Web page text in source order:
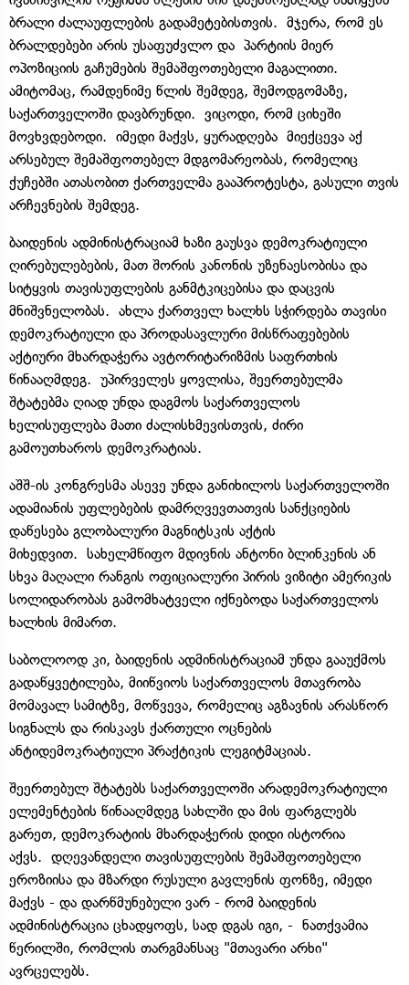
ბრალი ძალაუფლების გადამეტებისთვის. მჯერა, რომ ეს
ბრალდებები არის უსაფუძვლო და პარტიის მიერ
ოპოზიციის გაჩუმების შემაშფოთებელი მაგალითი.
ამიტომაც, რამდენიმე წლის შემდეგ, შემოდგომაზე,
საქართველოში დავბრუნდი. ვიცოდი, რომ ციხეში
მოვხვდებოდი. იმედი მაქვს, ყურადღება მიექცევა აქ
არსებულ შემაშფოთებელ მდგომარეობას, რომელიც
ქუჩებში ათასობით ქართველმა გააპროტესტა, გასული თვის
არჩევნების შემდეგ.
ბაიდენის ადმინისტრაციამ ხაზი გაუსვა დემოკრატიული
ღირებულებების, მათ შორის კანონის უზენაესობისა და
სიტყვის თავისუფლების განმტკიცებისა და დაცვის
მნიშვნელობას. ახლა ქართველ ხალხს სჭირდება თავისი
დემოკრატიული და პროდასავლური მისწრაფებების
აქტიური მხარდაჭერა ავტორიტარიზმის საფრთხის
წინააღმდეგ. უპირველეს ყოვლისა, შეერთებულმა
შტატებმა ღიად უნდა დაგმოს საქართველოს
ხელისუფლება მათი ძალისხმევისთვის, ძირი
გამოუთხაროს დემოკრატიას.
აშშ-ის კონგრესმა ასევე უნდა განიხილოს საქართველოში
ადამიანის უფლებების დამრღვევთათვის სანქციების
დაწესება გლობალური მაგნიტსკის აქტის
მიხედვით. სახელმწიფო მდივნის ანტონი ბლინკენის ან
სხვა მაღალი რანგის ოფიციალური პირის ვიზიტი ამერიკის
სოლიდარობას გამომხატველი იქნებოდა საქართველოს
ხალხის მიმართ.
საბოლოოდ კი, ბაიდენის ადმინისტრაციამ უნდა გააუქმოს
გადაწყვეტილება, მიიწვიოს საქართველოს მთავრობა
მომავალ სამიტზე, მოწვევა, რომელიც აგზავნის არასწორ
სიგნალს და რისკავს ქართული ოცნების
ანტიდემოკრატიული პრაქტიკის ლეგიტმაციას.
შეერთებულ შტატებს საქართველოში არადემოკრატიული
ელემენტების წინააღმდეგ სახლში და მის ფარგლებს
გარეთ, დემოკრატიის მხარდაჭერის დიდი ისტორია
აქვს. დღევანდელი თავისუფლების შემაშფოთებელი
ეროზიისა და მზარდი რუსული გავლენის ფონზე, იმედი
მაქვს - და დარწმუნებული ვარ - რომ ბაიდენის
ადმინისტრაცია ცხადყოფს, სად დგას იგი, - ნათქვამია
წერილში, რომლის თარგმანსაც "მთავარი არხი"
ავრცელებს.